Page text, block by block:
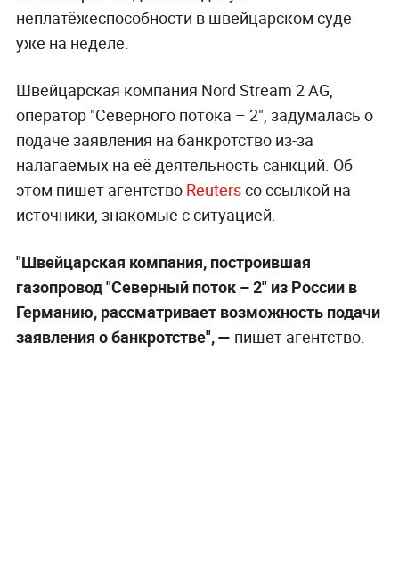
неплатёжеспособности в швейцарском суде
уже на неделе.
Швейцарская компания Nord Stream 2 AG,
оператор "Северного потока – 2", задумалась о
подаче заявления на банкротство из-за
налагаемых на её деятельность санкций. Об
этом пишет агентство Reutersсо ссылкой на
источники, знакомые с ситуацией.
"Швейцарская компания, построившая
газопровод "Северный поток – 2" из России в
Германию, рассматривает возможность подачи
заявления о банкротстве", — пишет агентство.